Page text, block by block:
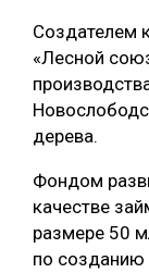
ЛОГИСТИКА
ПРОИЗВОДСТВО
ЦБП
ТЕМАТИЧЕСКИЕ
ПОДБОРКИ
Создателем
«Лесной
дерева.
Фондом
качестве
размере 50
по созданию